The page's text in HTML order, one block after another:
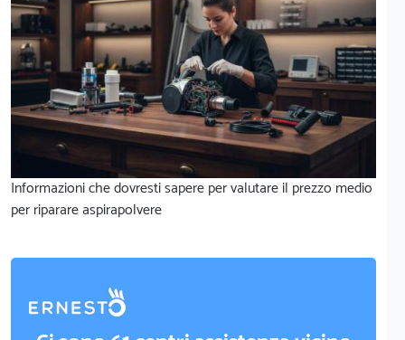
Informazioni che dovresti sapere per valutare il prezzo medio
per riparare aspirapolvere